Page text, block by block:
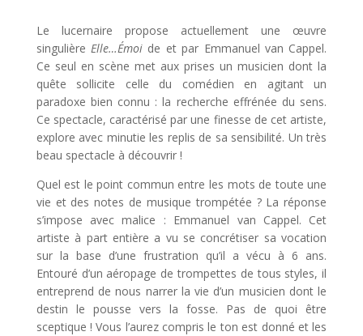
Le lucernaire propose actuellement une œuvre
singulièreElle…Émoi de et par Emmanuel van Cappel.
Ce seul en scène met aux prises un musicien dont la
quête sollicite celle du comédien en agitant un
paradoxe bien connu : la recherche effrénée du sens.
Ce spectacle, caractérisé par une finesse de cet artiste,
explore avec minutie les replis de sa sensibilité. Un très
beau spectacle à découvrir !
Quel est le point commun entre les mots de toute une
vie et des notes de musique trompétée ? La réponse
s’impose avec malice : Emmanuel van Cappel. Cet
artiste à part entière a vu se concrétiser sa vocation
sur la base d’une frustration qu’il a vécu à 6 ans.
Entouré d’un aéropage de trompettes de tous styles, il
entreprend de nous narrer la vie d’un musicien dont le
destin le pousse vers la fosse. Pas de quoi être
sceptique ! Vous l’aurez compris le ton est donné et les